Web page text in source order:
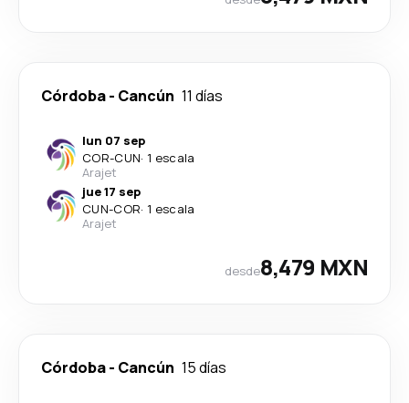
Córdoba- Cancún 11 días
lun 07 sep
COR-CUN· 1 escala
Arajet
jue 17 sep
CUN-COR· 1 escala
Arajet
desde8,479 MXN
Córdoba- Cancún 15 días